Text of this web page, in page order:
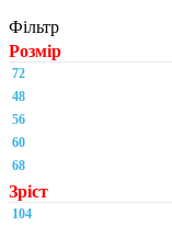
Фільтр
Розмір
72
48
56
60
68
Зріст
104